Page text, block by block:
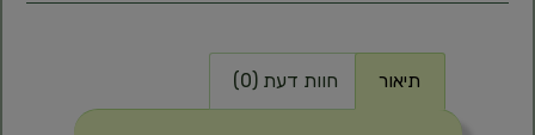
תיאור חוות דעת (0)